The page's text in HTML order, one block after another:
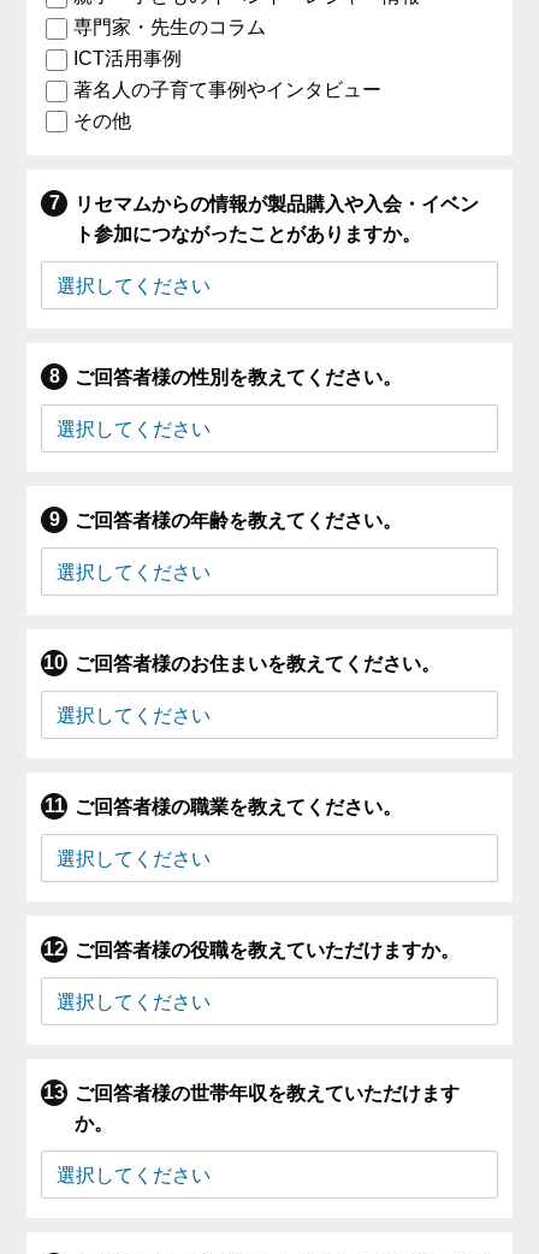
専門家・先生のコラム
ICT活用事例
著名人の子育て事例やインタビュー
その他
リセマムからの情報が製品購入や入会・イベン
ト参加につながったことがありますか。
ご回答者様の性別を教えてください。
ご回答者様の年齢を教えてください。
ご回答者様のお住まいを教えてください。
ご回答者様の職業を教えてください。
ご回答者様の役職を教えていただけますか。
ご回答者様の世帯年収を教えていただけます
か。